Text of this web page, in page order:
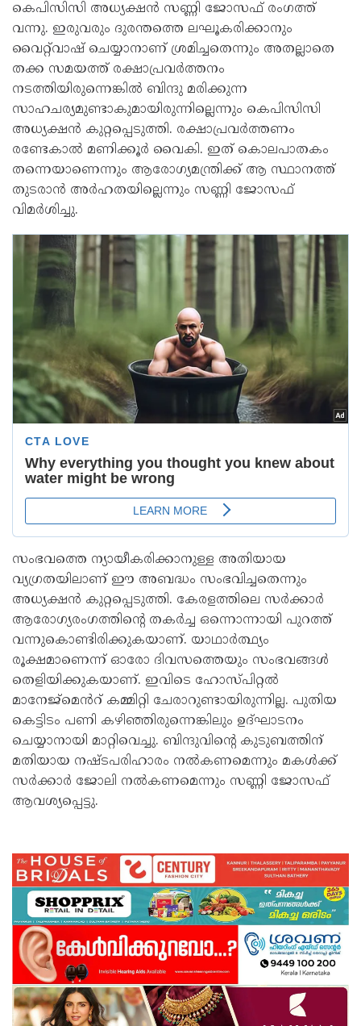
കെപിസിസി അധ്യക്ഷൻ സണ്ണി ജോസഫ് രംഗത്ത്
വന്നു. ഇരുവരും ദുരന്തത്തെ ലഘൂകരിക്കാനും
വൈറ്റ്‌വാഷ് ചെയ്യാനാണ് ശ്രമിച്ചതെന്നും അതല്ലാതെ
തക്ക സമയത്ത് രക്ഷാപ്രവർത്തനം
നടത്തിയിരുന്നെങ്കിൽ ബിന്ദു മരിക്കുന്ന
സാഹചര്യമുണ്ടാകുമായിരുന്നില്ലെന്നും കെപിസിസി
അധ്യക്ഷൻ കുറ്റപ്പെടുത്തി. രക്ഷാപ്രവർത്തണം
രണ്ടേകാൽ മണിക്കൂർ വൈകി. ഇത് കൊലപാതകം
തന്നെയാണെന്നും ആരോഗ്യമന്ത്രിക്ക് ആ സ്ഥാനത്ത്
തുടരാൻ അർഹതയില്ലെന്നും സണ്ണി ജോസഫ്
വിമർശിച്ചു.
സംഭവത്തെ ന്യായീകരിക്കാനുള്ള അതിയായ
വ്യഗ്രതയിലാണ് ഈ അബദ്ധം സംഭവിച്ചതെന്നും
അധ്യക്ഷൻ കുറ്റപ്പെടുത്തി. കേരളത്തിലെ സർക്കാർ
ആരോഗ്യരംഗത്തിന്റെ തകർച്ച ഒന്നൊന്നായി പുറത്ത്
വന്നുകൊണ്ടിരിക്കുകയാണ്. യാഥാർത്ഥ്യം
രൂക്ഷമാണെന്ന് ഓരോ ദിവസത്തെയും സംഭവങ്ങൾ
തെളിയിക്കുകയാണ്. ഇവിടെ ഹോസ്പിറ്റൽ
മാനേജ്മെൻറ് കമ്മിറ്റി ചേരാറുണ്ടായിരുന്നില്ല. പുതിയ
കെട്ടിടം പണി കഴിഞ്ഞിരുന്നെങ്കിലും ഉദ്‌ഘാടനം
ചെയ്യാനായി മാറ്റിവെച്ചു. ബിന്ദുവിന്റെ കുടുബത്തിന്
മതിയായ നഷ്ടപരിഹാരം നൽകണമെന്നും മകൾക്ക്
സർക്കാർ ജോലി നൽകണമെന്നും സണ്ണി ജോസഫ്
ആവശ്യപ്പെട്ടു.